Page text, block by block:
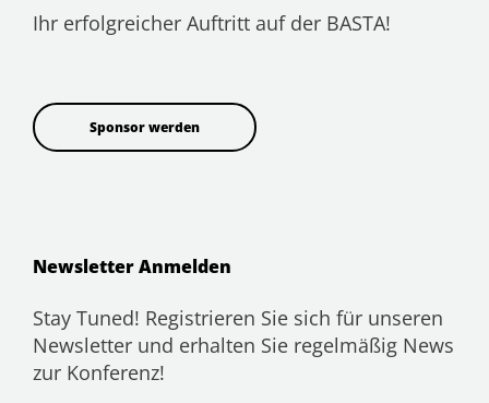
Ihr erfolgreicher Auftritt auf der BASTA!
Sponsor werden
Newsletter Anmelden
Stay Tuned! Registrieren Sie sich für unseren
Newsletter und erhalten Sie regelmäßig News
zur Konferenz!